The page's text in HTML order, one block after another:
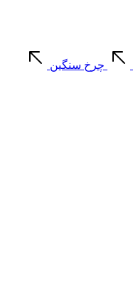
چرخ سنگین